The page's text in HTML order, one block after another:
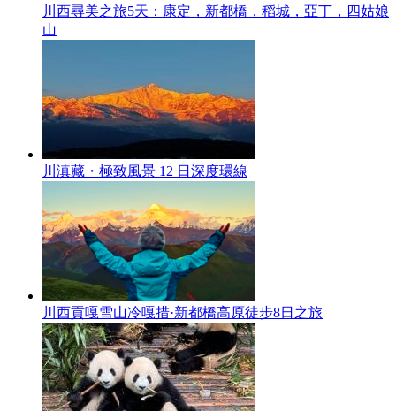
川西尋美之旅5天：康定，新都橋，稻城，亞丁，四姑娘
山
川滇藏・極致風景 12 日深度環線
川西貢嘎雪山冷嘎措·新都橋高原徒步8日之旅